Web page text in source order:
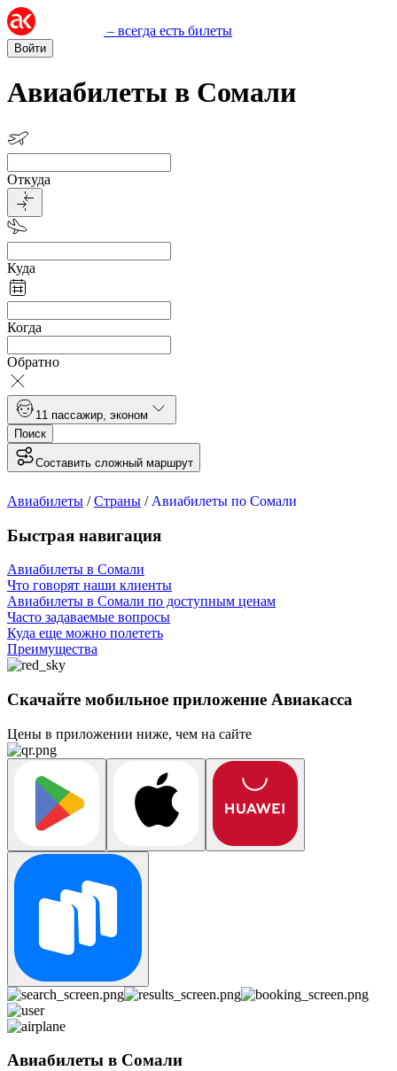
– всегда есть билеты
Войти
Авиабилеты в Сомали
Откуда
Куда
Когда
Обратно
1 1 пассажир эконом
Поиск
Составить сложный маршрут
Авиабилеты /Страны / Авиабилеты по Сомали
Быстрая навигация
Авиабилеты в Сомали
Что говорят наши клиенты
Авиабилеты в Сомали по доступным ценам
Часто задаваемые вопросы
Куда еще можно полететь
Преимущества
Скачайте мобильное приложение Авиакасса
Цены в приложении ниже, чем на сайте
Авиабилеты в Сомали